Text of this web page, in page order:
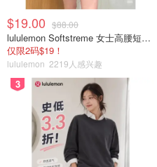
$19.00 $88.00
lululemon Softstreme 女士高腰短裤 10cm
仅限2码$19！
lululemon 2219人感兴趣
3